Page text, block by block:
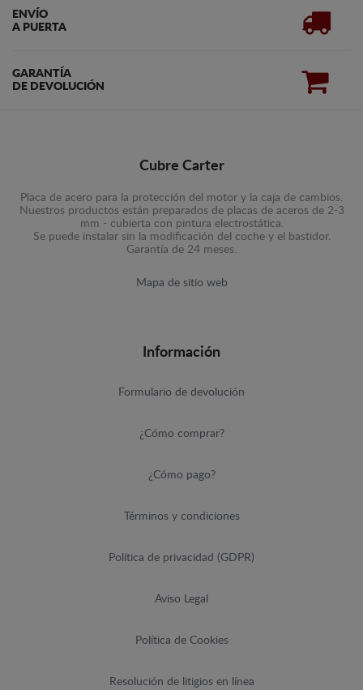
ENVÍO
A PUERTA
GARANTÍA
DE DEVOLUCIÓN
Cubre Carter
Placa de acero para la protección del motor y la caja de cambios.
Nuestros productos están preparados de placas de aceros de 2-3
mm - cubierta con pintura electrostática.
Se puede instalar sin la modificación del coche y el bastidor.
Garantía de 24 meses.
Mapa de sitio web
Información
Formulario de devolución
¿Cómo comprar?
¿Cómo pago?
Términos y condiciones
Política de privacidad (GDPR)
Aviso Legal
Política de Cookies
Resolución de litigios en línea